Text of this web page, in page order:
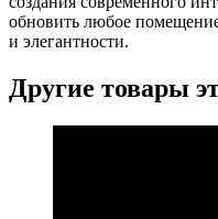
обновить любое
и элегантности.
Другие товары